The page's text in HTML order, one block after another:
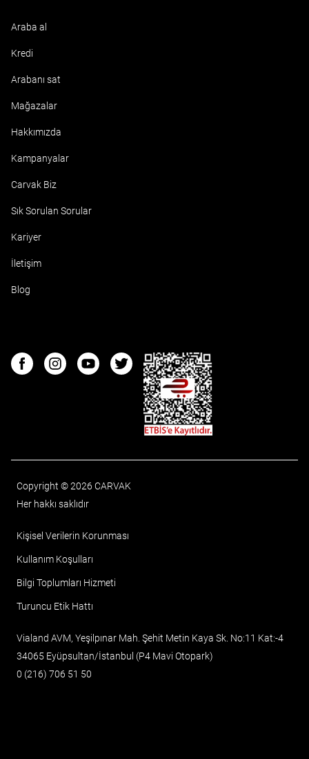
Araba al
Kredi
Arabanı sat
Mağazalar
Hakkımızda
Kampanyalar
Carvak Biz
Sık Sorulan Sorular
Kariyer
İletişim
Blog
FacebookInstagramYoutubeTwitter
ETBIS
Copyright © 2026 CARVAK
Her hakkı saklıdır
Kişisel Verilerin Korunması
Kullanım Koşulları
Bilgi Toplumları Hizmeti
Turuncu Etik Hattı
Vialand AVM, Yeşilpınar Mah. Şehit Metin Kaya Sk. No:11 Kat:-4
34065 Eyüpsultan/İstanbul (P4 Mavi Otopark)
0 (216) 706 51 50